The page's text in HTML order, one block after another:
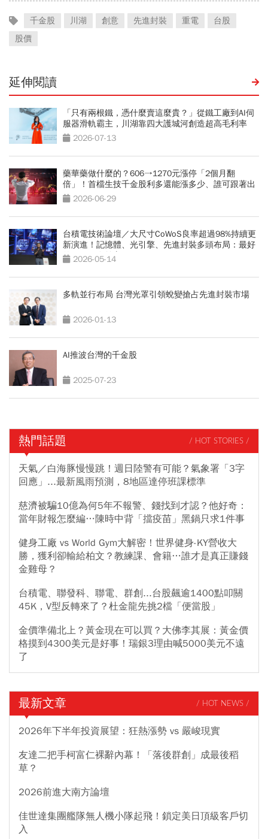
千金股 川湖 創意 先進封裝 重電
台股
股價
延伸閱讀
「只有兩根鐵，憑什麼賣這麼貴？」從鐵工廠到AI伺
服器滑軌霸主，川湖靠四大護城河創造超高毛利率
2026-07-13
藥華藥做什麼的？606→1270元漲停「2個月翻
倍」！首檔生技千金股利多還能漲多少、誰可跟著出
頭天？
2026-06-29
台積電技術論壇／大尺寸CoWoS良率超過98%持續更
新演進！記憶體、光引擎、先進封裝多頭布局：最好
的日子仍在前方
2026-05-14
多軌並行布局 台灣光罩引領蛻變搶占先進封裝市場
2026-01-13
AI推波台灣的千金股
2025-07-23
熱門話題 / HOT STORIES /
天氣／白海豚慢慢跳！週日陸警有可能？氣象署「3字
回應」...最新風雨預測，8地區達停班課標準
慈濟被騙10億為何5年不報警、錢找到才認？他好奇：
當年財報怎麼編…陳時中背「擋疫苗」黑鍋只求1件事
健身工廠 vs World Gym大解密！世界健身-KY營收大
勝，獲利卻輸給柏文？教練課、會籍…誰才是真正賺錢
金雞母？
台積電、聯發科、聯電、群創...台股飆逾1400點叩關
45K，V型反轉來了？杜金龍先挑2檔「便當股」
金價準備北上？黃金現在可以買？大佛李其展：黃金價
格摸到4300美元是好事！瑞銀3理由喊5000美元不遠
了
最新文章 / HOT NEWS /
2026年下半年投資展望：狂熱漲勢 vs 嚴峻現實
友達二把手柯富仁裸辭內幕！「落後群創」成最後稻
草？
2026前進大南方論壇
佳世達集團艦隊無人機小隊起飛！鎖定美日頂級客戶切
入